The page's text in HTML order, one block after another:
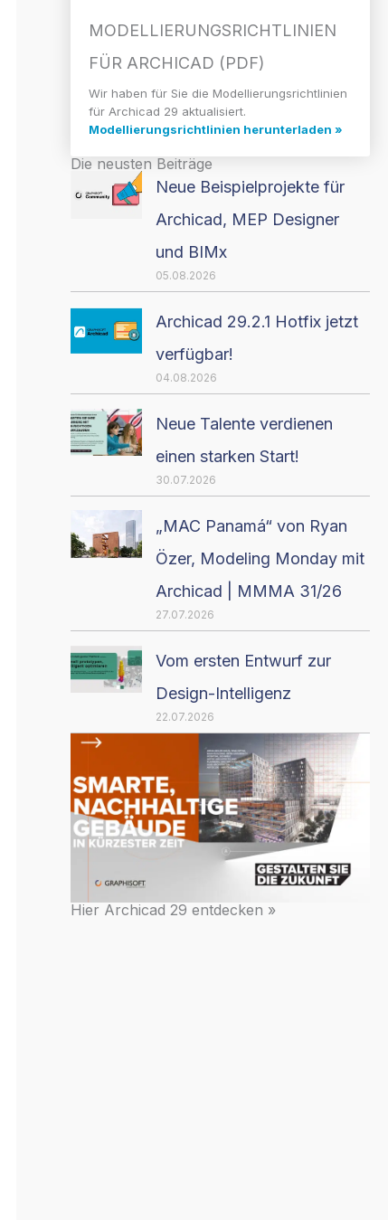
MODELLIERUNGS­RICHTLINIEN
FÜR ARCHICAD (PDF)
Wir haben für Sie die Modellierungsrichtlinien
für Archicad 29 aktualisiert.
Modellierungsrichtlinien herunterladen »
Die neusten Beiträge
Neue Beispielprojekte für
Archicad, MEP Designer
und BIMx
05.08.2026
Archicad 29.2.1 Hotfix jetzt
verfügbar!
04.08.2026
Neue Talente verdienen
einen starken Start!
30.07.2026
„MAC Panamá“ von Ryan
Özer, Modeling Monday mit
Archicad | MMMA 31/26
27.07.2026
Vom ersten Entwurf zur
Design-Intelligenz
22.07.2026
Hier Archicad 29 entdecken »